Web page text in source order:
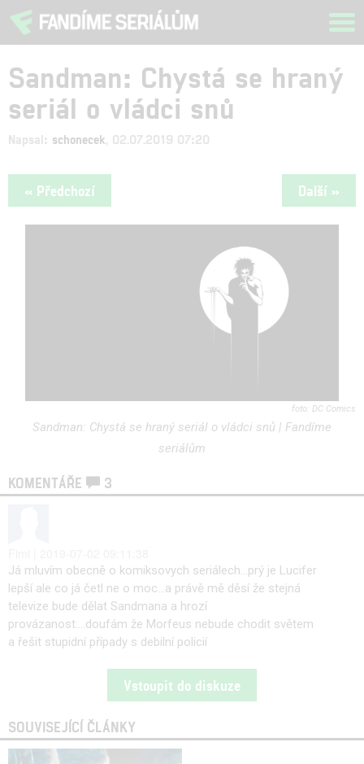
Sandman: Chystá se hraný
seriál o vládci snů
Napsal: schonecek , 02.07.2019 07:20
« Předchozí Další »
DC Comics
Sandman: Chystá se hraný seriál o vládci snů | Fandíme
seriálům
KOMENTÁŘE 3
Já mluvím obecně o komiksovych seriálech...prý je Lucifer
lepší ale co já četl ne o moc...a právě mě děsí že stejná
televize bude dělat Sandmana a hrozí
provázanost....doufám že Morfeus nebude chodit světem
a řešit stupidní případy s debilní policií
Vstoupit do diskuze
SOUVISEJÍCÍ ČLÁNKY